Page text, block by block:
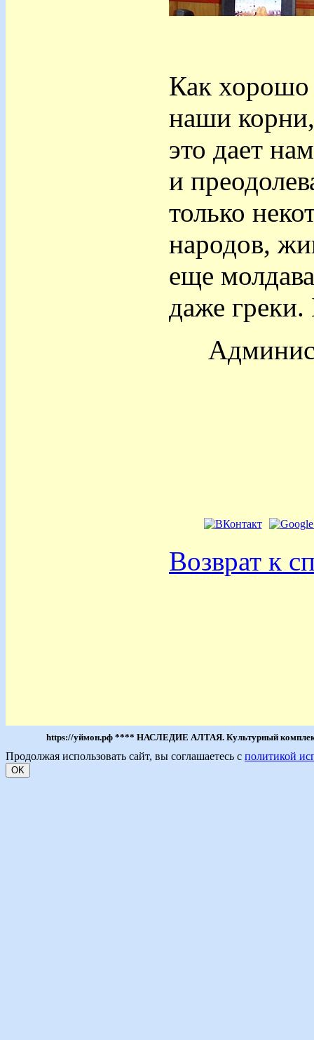
Как
наши
это дает
и
только
народов,
еще
даже греки.
Возврат к
https://уймон.рф **** НАСЛЕДИЕ АЛТАЯ. Культурный комплекс
Продолжая использовать сайт, вы соглашаетесь с политикой
OK